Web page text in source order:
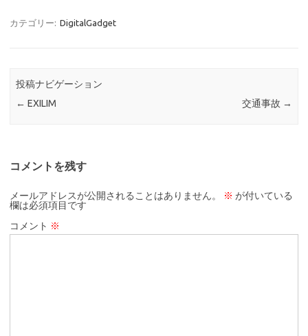
カテゴリー: DigitalGadget
投稿ナビゲーション
← EXILIM 交通事故 →
コメントを残す
メールアドレスが公開されることはありません。 ※ が付いている
欄は必須項目です
コメント ※